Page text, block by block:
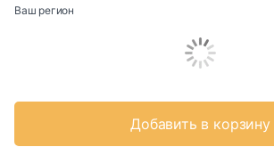
Ваш регион
Добавить в корзину